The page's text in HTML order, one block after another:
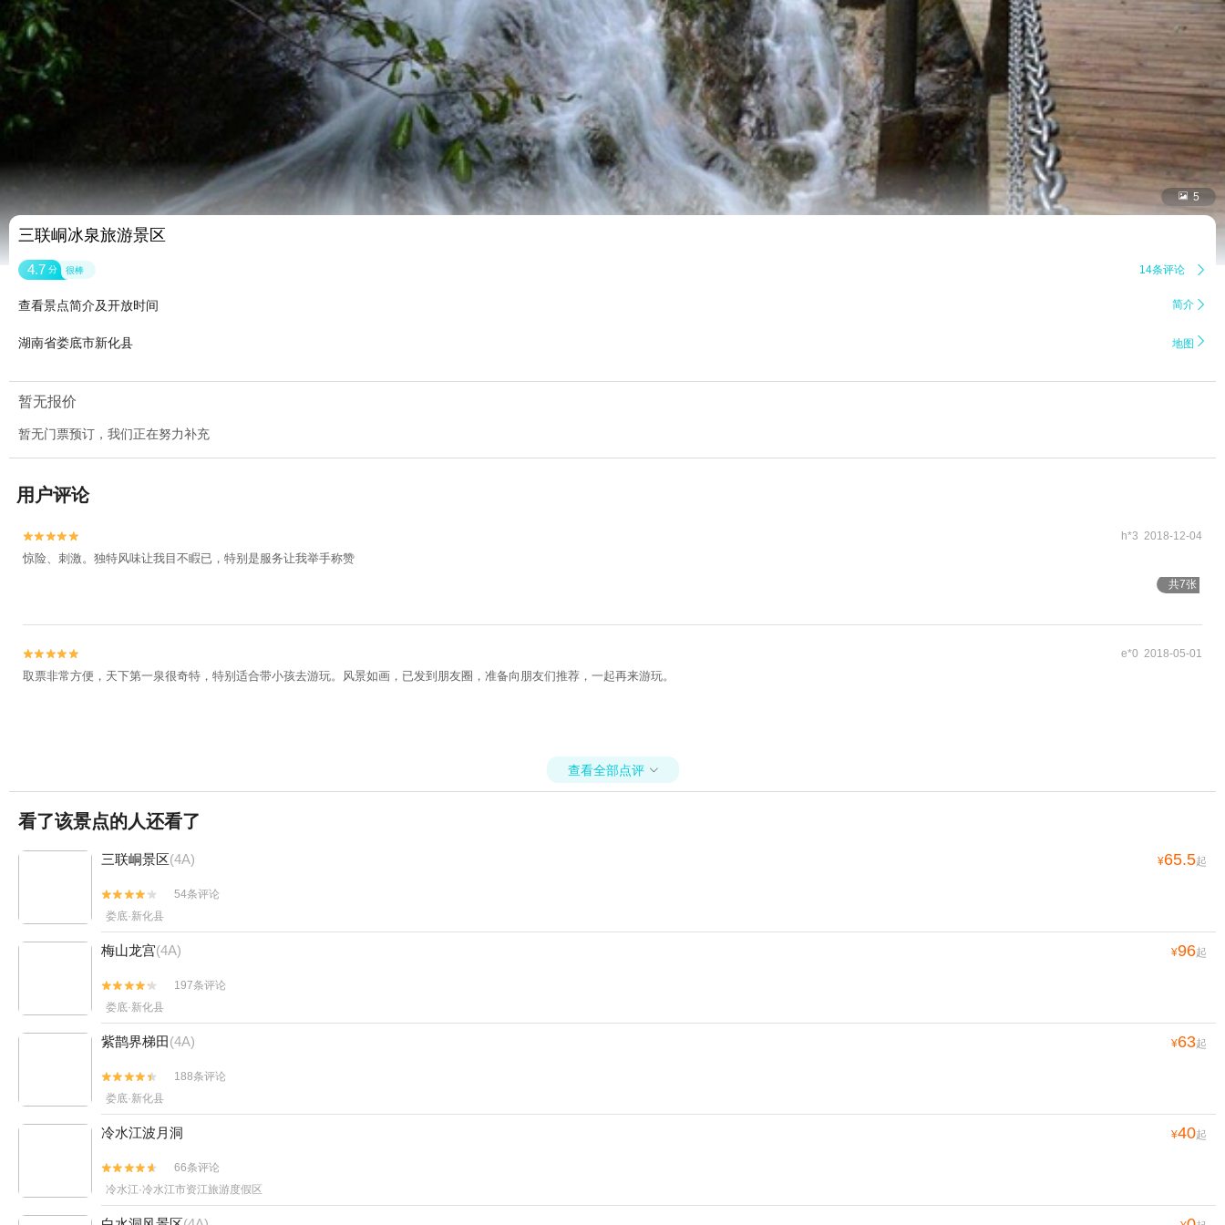
 5
三联峒冰泉旅游景区
4.7 分 很棒 14条评论 
查看景点简介及开放时间 简介 
湖南省娄底市新化县 地图 
暂无报价
暂无门票预订，我们正在努力补充
用户评论

 h*3 2018-12-04
惊险、刺激。独特风味让我目不睱已，特别是服务让我举手称赞
共7张

 e*0 2018-05-01
取票非常方便，天下第一泉很奇特，特别适合带小孩去游玩。风景如画，已发到朋友圈，准备向朋友们推荐，一起再来游玩。
查看全部点评 
看了该景点的人还看了
三联峒景区(4A) ¥65.5起


54条评论
娄底·新化县
梅山龙宫(4A) ¥96起


197条评论
娄底·新化县
紫鹊界梯田(4A) ¥63起


188条评论
娄底·新化县
冷水江波月洞 ¥40起


66条评论
冷水江·冷水江市资江旅游度假区